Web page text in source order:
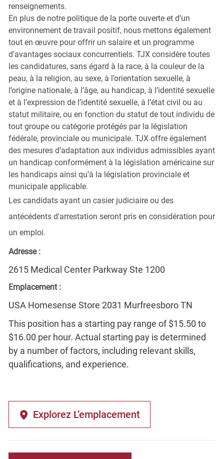
renseignements.
En plus de notre politique de la porte ouverte et d’un
environnement de travail positif, nous mettons également
tout en œuvre pour offrir un salaire et un programme
d’avantages sociaux concurrentiels. TJX considère toutes
les candidatures, sans égard à la race, à la couleur de la
peau, à la religion, au sexe, à l’orientation sexuelle, à
l’origine nationale, à l’âge, au handicap, à l’identité sexuelle
et à l’expression de l’identité sexuelle, à l’état civil ou au
statut militaire, ou en fonction du statut de tout individu de
tout groupe ou catégorie protégés par la législation
fédérale, provinciale ou municipale. TJX offre également
des mesures d’adaptation aux individus admissibles ayant
un handicap conformément à la législation américaine sur
les handicaps ainsi qu’à la législation provinciale et
municipale applicable.
Les candidats ayant un casier judiciaire ou des
antécédents d'arrestation seront pris en considération pour
un emploi.
Adresse :
2615 Medical Center Parkway Ste 1200
Emplacement :
USA Homesense Store 2031 Murfreesboro TN
This position has a starting pay range of $15.50 to
$16.00 per hour. Actual starting pay is determined
by a number of factors, including relevant skills,
qualifications, and experience.
Explorez L’emplacement